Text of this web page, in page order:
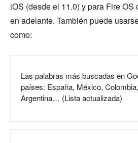
iOS (desde el 11.0) y para Fire OS
en adelante. También puede
como:
Las palabras más buscadas en
países: España, México,
Argentina… (Lista actualizada)